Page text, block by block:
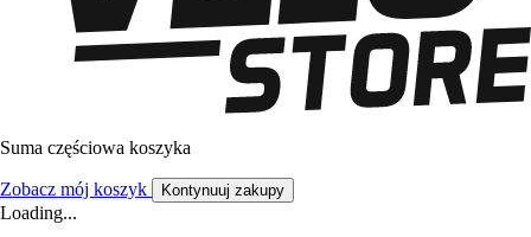
Suma częściowa koszyka
Zobacz mój koszyk Kontynuuj zakupy
Loading...